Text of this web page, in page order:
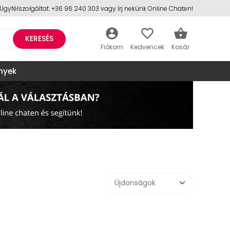
Ügyfélszolgáltat: +36 96 240 303 vagy írj nekünk Online Chaten!
account_circle favorite_border shopping_basket
KERESÉS